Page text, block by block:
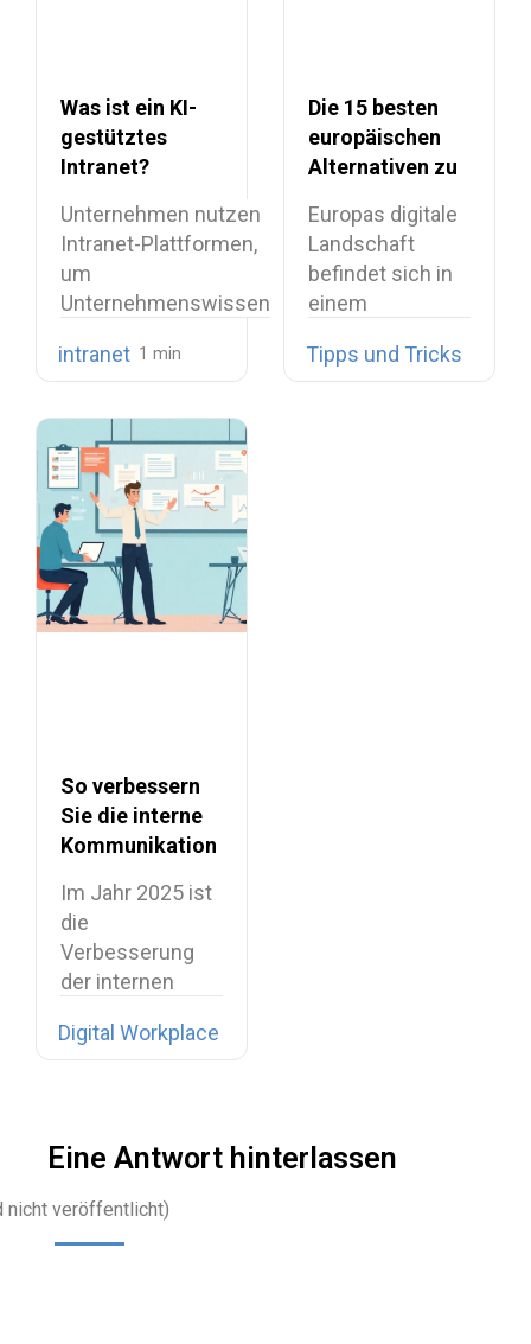
Was ist ein KI-
gestütztes
Intranet?
Funktionen und
Anwendungsfälle
Unternehmen nutzen
Intranet-Plattformen,
um
Unternehmenswissen
interne
bereitzustellen und…
intranet
Die 15 besten
europäischen
Alternativen zu
Ein
vollständiger
Vergleichsleitfaden
Europas digitale
Landschaft
befindet sich in
einem
strukturellen
Tipps und Tricks
So verbessern
Sie die interne
Kommunikation
Im Jahr 2025 ist
die
Verbesserung
der internen
längst nicht
Digital Workplace
Eine Antwort hinterlassen
nicht veröffentlicht)